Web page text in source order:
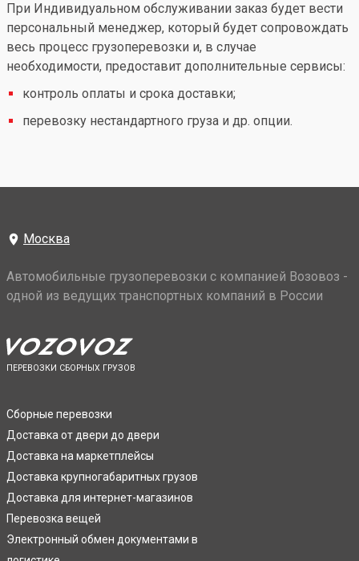
При Индивидуальном обслуживании заказ будет вести
персональный менеджер, который будет сопровождать
весь процесс грузоперевозки и, в случае
необходимости, предоставит дополнительные сервисы:
контроль оплаты и срока доставки;
перевозку нестандартного груза и др. опции.
Москва
Автомобильные грузоперевозки с компанией Возовоз -
одной из ведущих транспортных компаний в России
ПЕРЕВОЗКИ СБОРНЫХ ГРУЗОВ
Сборные перевозки
Доставка от двери до двери
Доставка на маркетплейсы
Доставка крупногабаритных грузов
Доставка для интернет-магазинов
Перевозка вещей
Электронный обмен документами в